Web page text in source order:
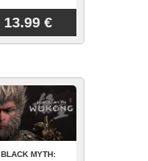
13.99 €
BLACK MYTH: